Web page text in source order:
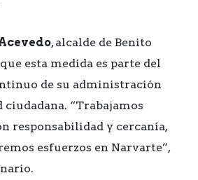
, alcalde de Benito
esta medida es parte del
de su administración
ciudadana. “Trabajamos
responsabilidad y cercanía,
esfuerzos en Narvarte”,